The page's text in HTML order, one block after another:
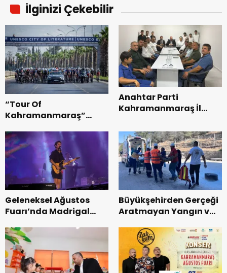
İlginizi Çekebilir
“Tour Of
Kahramanmaraş”
Bisikleti Turnuvası
Tamamlandı.
Anahtar Parti
Kahramanmaraş İl
Teşkilatı ile buluştu.
Geleneksel Ağustos
Fuarı’nda Madrigal
Büyükşehirden Gerçeği
Aratmayan Yangın ve